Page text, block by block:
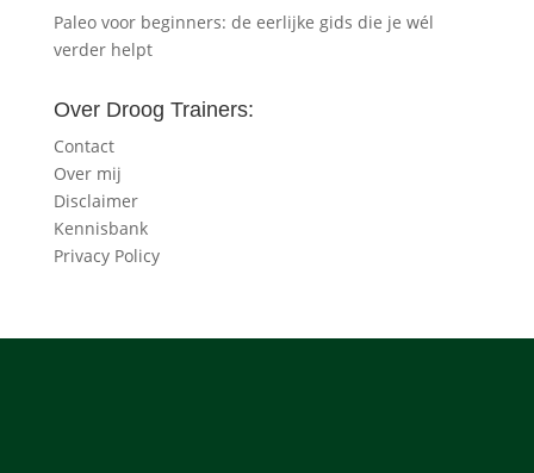
Paleo voor beginners: de eerlijke gids die je wél
verder helpt
Over Droog Trainers:
Contact
Over mij
Disclaimer
Kennisbank
Privacy Policy